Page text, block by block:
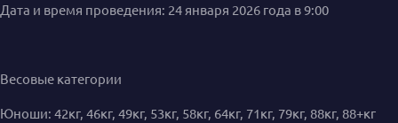
Дата и время проведения: 24 января 2026 года в 9:00
Весовые категории
Юноши: 42кг, 46кг, 49кг, 53кг, 58кг, 64кг, 71кг, 79кг, 88кг, 88+кг